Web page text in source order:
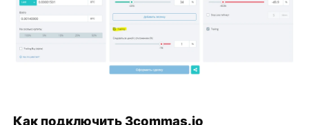
Как подключить 3commas.io